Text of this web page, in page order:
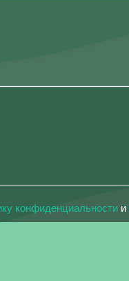
конфиденциальности и